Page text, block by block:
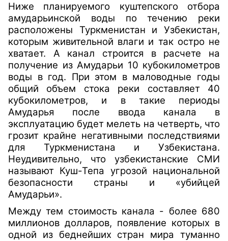
Ниже планируемого куштепского отбора
амударьинской воды по течению реки
расположены Туркменистан и Узбекистан,
которым живительной влаги и так остро не
хватает. А канал строится в расчете на
получение из Амударьи 10 кубокилометров
воды в год. При этом в маловодные годы
общий объем стока реки составляет 40
кубокилометров, и в такие периоды
Амударья после ввода канала в
эксплуатацию будет мелеть на четверть, что
грозит крайне негативными последствиями
для Туркменистана и Узбекистана.
Неудивительно, что узбекистанские СМИ
называют Куш-Тепа угрозой национальной
безопасности страны и «убийцей
Амударьи».
Между тем стоимость канала - более 680
миллионов долларов, появление которых в
одной из беднейших стран мира туманно